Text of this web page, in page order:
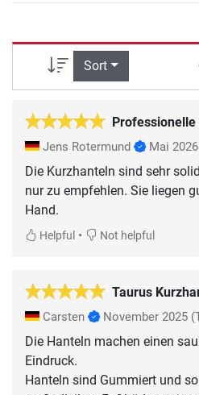
Sort
Jens Rotermund Mai 2026
Die Kurzhanteln sind sehr
nur zu empfehlen. Sie liegen
Hand.
Helpful • Not helpful
Taurus
Carsten November 2025
Die Hanteln machen einen
Eindruck.
Hanteln sind Gummiert und